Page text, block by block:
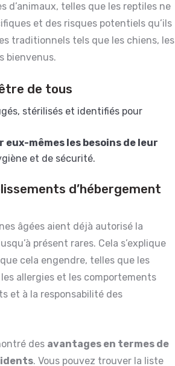
d’animaux, telles que les reptiles ne
et des risques potentiels qu’ils
traditionnels tels que les chiens, les
bienvenus.
de tous
stérilisés et identifiés pour
mêmes les besoins de leur
et de sécurité.
d’hébergement
âgées aient déjà autorisé la
présent rares. Cela s’explique
cela engendre, telles que les
allergies et les comportements
et à la responsabilité des
des avantages en termes de
. Vous pouvez trouver la liste